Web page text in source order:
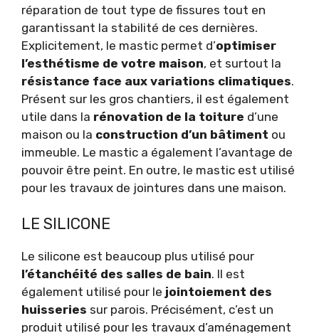
réparation de tout type de fissures tout en
garantissant la stabilité de ces dernières.
Explicitement, le mastic permet d’optimiser
l’esthétisme de votre maison, et surtout la
résistance face aux variations climatiques.
Présent sur les gros chantiers, il est également
utile dans la rénovation de la toiture d’une
maison ou la construction d’un bâtiment ou
immeuble. Le mastic a également l’avantage de
pouvoir être peint. En outre, le mastic est utilisé
pour les travaux de jointures dans une maison.
LE SILICONE
Le silicone est beaucoup plus utilisé pour
l’étanchéité des salles de bain. Il est
également utilisé pour le jointoiement des
huisseries sur parois. Précisément, c’est un
produit utilisé pour les travaux d’aménagement